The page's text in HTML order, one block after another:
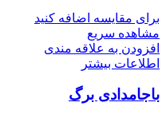
برای مقایسه اضافه کنید
مشاهده سریع
افزودن به علاقه مندی
اطلاعات بیشتر
باجامدادی برگ